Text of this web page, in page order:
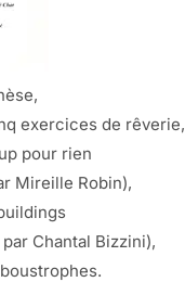
exercices de rêverie,
pour rien
Mireille Robin),
Chantal Bizzini),